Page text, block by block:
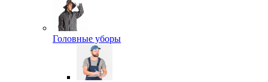
Головные уборы